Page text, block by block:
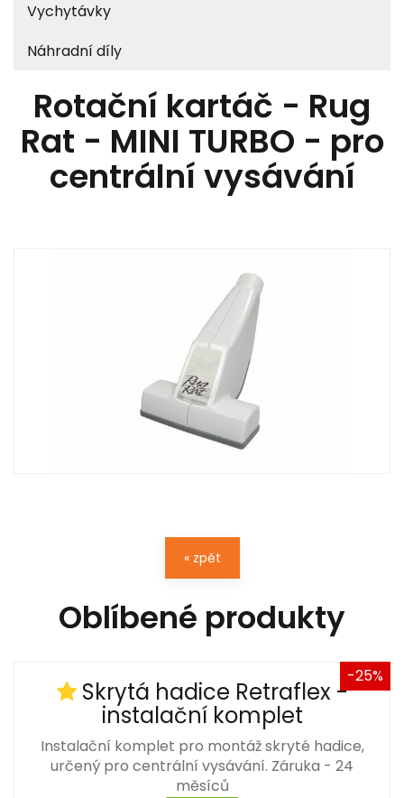
Vychytávky
Náhradní díly
Rotační kartáč - Rug
Rat - MINI TURBO - pro
centrální vysávání
« zpět
Oblíbené produkty
-25%
Skrytá hadice Retraflex -
instalační komplet
Instalační komplet pro montáž skryté hadice,
určený pro centrální vysávání. Záruka - 24
měsíců